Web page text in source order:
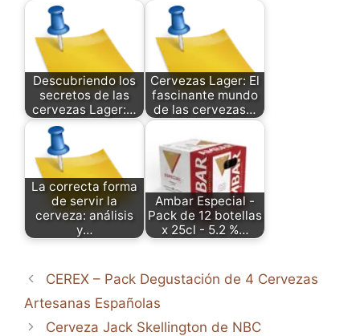
Descubriendo los
secretos de las
cervezas Lager:…
Cervezas Lager: El
fascinante mundo
de las cervezas…
La correcta forma
de servir la
cerveza: análisis
y…
Ambar Especial -
Pack de 12 botellas
x 25cl - 5.2 %…
CEREX – Pack Degustación de 4 Cervezas
Artesanas Españolas
Cerveza Jack Skellington de NBC